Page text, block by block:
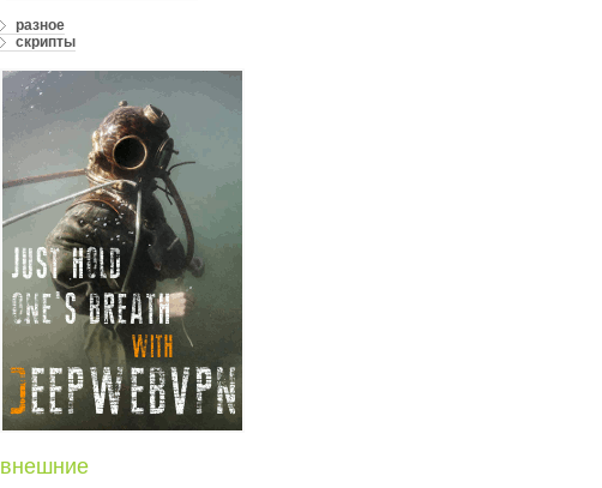
разное
скрипты
внешние